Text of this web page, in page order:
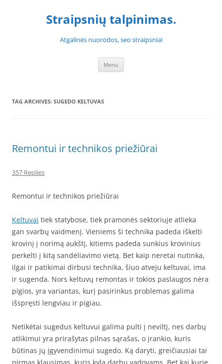
Straipsnių talpinimas.
Atgalinės nuorodos, seo straipsniai
Menu
TAG ARCHIVES: SUGEDO KELTUVAS
Remontui ir technikos priežiūrai
357 Replies
Remontui ir technikos priežiūrai
Keltuvai tiek statybose, tiek pramonės sektoriuje atlieka
gan svarbų vaidmenį. Vieniems ši technika padeda iškelti
krovinį į norimą aukštį, kitiems padeda sunkius krovinius
perkelti į kitą sandėliavimo vietą. Bet kaip neretai nutinka,
ilgai ir patikimai dirbusi technika, šiuo atveju keltuvai, ima
ir sugenda. Nors keltuvų remontas ir tokios paslaugos nėra
pigios, yra variantas, kurį pasirinkus problemas galima
išspręsti lengviau ir pigiau.
Netikėtai sugedus keltuvui galima pulti į neviltį, nes darbų
atlikimui yra prirašytas pilnas sąrašas, o įrankio, kuris
būtinas jų įgyvendinimui sugedo. Ką daryti, greičiausiai tai